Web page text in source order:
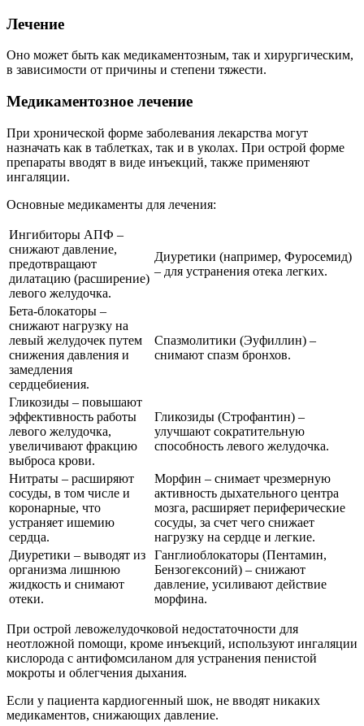
Лечение
Оно может быть как медикаментозным, так и хирургическим,
в зависимости от причины и степени тяжести.
Медикаментозное лечение
При хронической форме заболевания лекарства могут
назначать как в таблетках, так и в уколах. При острой форме
препараты вводят в виде инъекций, также применяют
ингаляции.
Основные медикаменты для лечения:
Ингибиторы АПФ –
снижают давление,
предотвращают
дилатацию (расширение)
левого желудочка.
Диуретики (например, Фуросемид)
– для устранения отека легких.
Бета-блокаторы –
снижают нагрузку на
левый желудочек путем
снижения давления и
замедления
сердцебиения.
Спазмолитики (Эуфиллин) –
снимают спазм бронхов.
Гликозиды – повышают
эффективность работы
левого желудочка,
увеличивают фракцию
выброса крови.
Гликозиды (Строфантин) –
улучшают сократительную
способность левого желудочка.
Нитраты – расширяют
сосуды, в том числе и
коронарные, что
устраняет ишемию
сердца.
Морфин – снимает чрезмерную
активность дыхательного центра
мозга, расширяет периферические
сосуды, за счет чего снижает
нагрузку на сердце и легкие.
Диуретики – выводят из
организма лишнюю
жидкость и снимают
отеки.
Ганглиоблокаторы (Пентамин,
Бензогексоний) – снижают
давление, усиливают действие
морфина.
При острой левожелудочковой недостаточности для
неотложной помощи, кроме инъекций, используют ингаляции
кислорода с антифомсиланом для устранения пенистой
мокроты и облегчения дыхания.
Если у пациента кардиогенный шок, не вводят никаких
медикаментов, снижающих давление.